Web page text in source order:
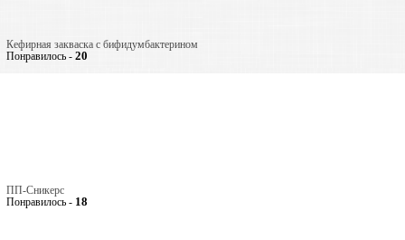
Кефирная закваска с бифидумбактерином
Понравилось - 20
ПП-Сникерс
Понравилось - 18